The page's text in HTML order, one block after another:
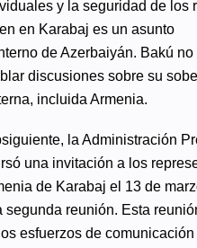
y la seguridad de los
en Karabaj es un asunto
de Azerbaiyán. Bakú no
discusiones sobre su
incluida Armenia.
la Administración
una invitación a los
de Karabaj el 13 de
segunda reunión. Esta
esfuerzos de comunicación